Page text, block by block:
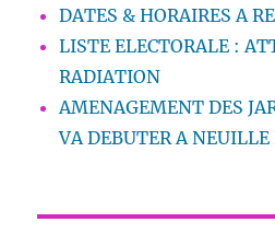
DATES & HORAIRES A
LISTE ELECTORALE :
RADIATION
AMENAGEMENT DES
VA DEBUTER A NEUILLE